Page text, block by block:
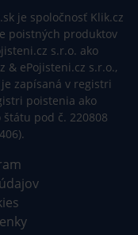
je spoločnosť Klik.cz
poistných produktov
s.r.o. ako
& ePojisteni.cz s.r.o.,
zapísaná v registri
poistenia ako
pod č. 220808